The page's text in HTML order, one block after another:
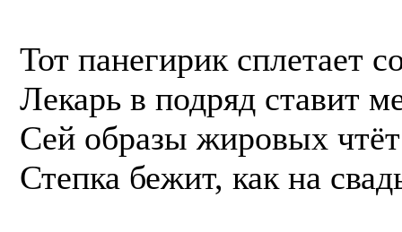
Тот панегирик сплетает
Лекарь в подряд ставит
Сей образы жировых чтёт
Степка бежит, как на